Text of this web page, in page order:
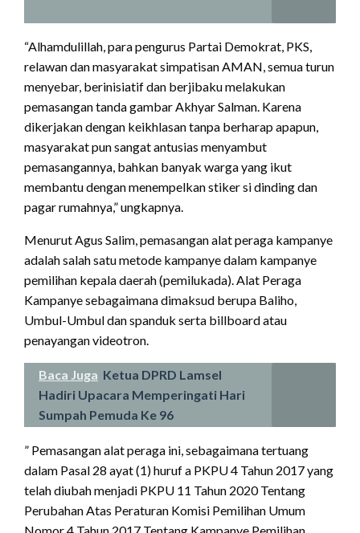
“Alhamdulillah, para pengurus Partai Demokrat, PKS,
relawan dan masyarakat simpatisan AMAN, semua turun
menyebar, berinisiatif dan berjibaku melakukan
pemasangan tanda gambar Akhyar Salman. Karena
dikerjakan dengan keikhlasan tanpa berharap apapun,
masyarakat pun sangat antusias menyambut
pemasangannya, bahkan banyak warga yang ikut
membantu dengan menempelkan stiker si dinding dan
pagar rumahnya,” ungkapnya.
Menurut Agus Salim, pemasangan alat peraga kampanye
adalah salah satu metode kampanye dalam kampanye
pemilihan kepala daerah (pemilukada). Alat Peraga
Kampanye sebagaimana dimaksud berupa Baliho,
Umbul-Umbul dan spanduk serta billboard atau
penayangan videotron.
Baca Juga Ketua DPRD Lamsel
Hadiri Upacara Memperingati Hari
Sumpah Pemuda Ke 96
” Pemasangan alat peraga ini, sebagaimana tertuang
dalam Pasal 28 ayat (1) huruf a PKPU 4 Tahun 2017 yang
telah diubah menjadi PKPU 11 Tahun 2020 Tentang
Perubahan Atas Peraturan Komisi Pemilihan Umum